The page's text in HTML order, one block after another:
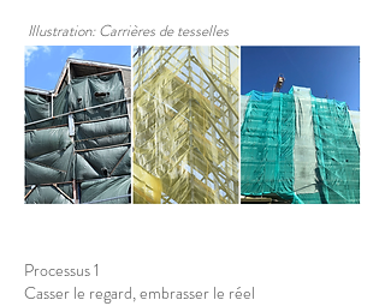
Illustration: Carrières de tesselles
Processus 1
Casser le regard, embrasser le réel